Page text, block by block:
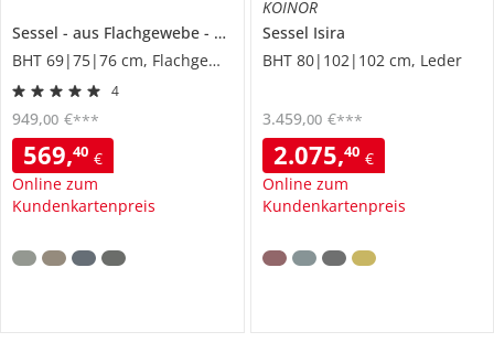
Sessel aus Flachgewebe
Koblenz
BHT 69|75|76 cm, Flachgewebe
4
569,40 €
Online zum
Kundenkartenpreis
949,00 €***
KOINOR
Sessel Isira
BHT 80|102|102 cm, Leder
2.075,40 €
Online zum
Kundenkartenpreis
3.459,00 €***